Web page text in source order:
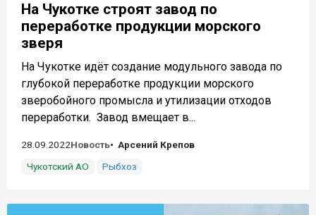
На Чукотке строят завод по
переработке продукции морского
зверя
На Чукотке идёт создание модульного завода по
глубокой переработке продукции морского
зверобойного промысла и утилизации отходов
переработки. Завод вмещает в...
28.09.2022Новость
Арсений Крепов
Чукотский АО
Рыбхоз